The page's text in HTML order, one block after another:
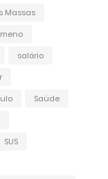
Massas
salário
Saúde
SUS